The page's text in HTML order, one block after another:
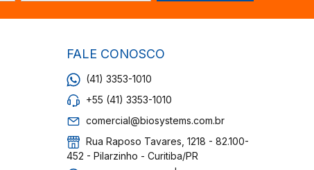
FALE CONOSCO
(41) 3353-1010
+55 (41) 3353-1010
comercial@biosystems.com.br
Rua Raposo Tavares, 1218 - 82.100-
452 - Pilarzinho - Curitiba/PR